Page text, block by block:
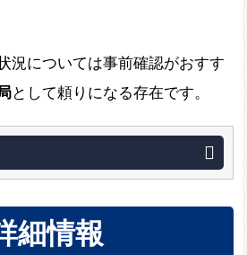
況については事前確認がおすす
として頼りになる存在です。
細情報